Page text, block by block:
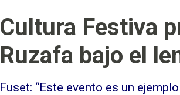
Cultura Festiva
Ruzafa bajo el
Fuset: “Este evento es un